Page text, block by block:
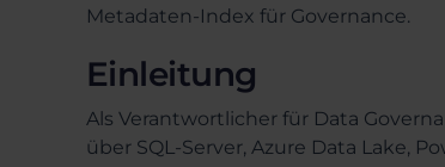
Metadaten-Index für Governance.
Einleitung
Als Verantwortlicher für Data
über SQL-Server, Azure Data Lake,